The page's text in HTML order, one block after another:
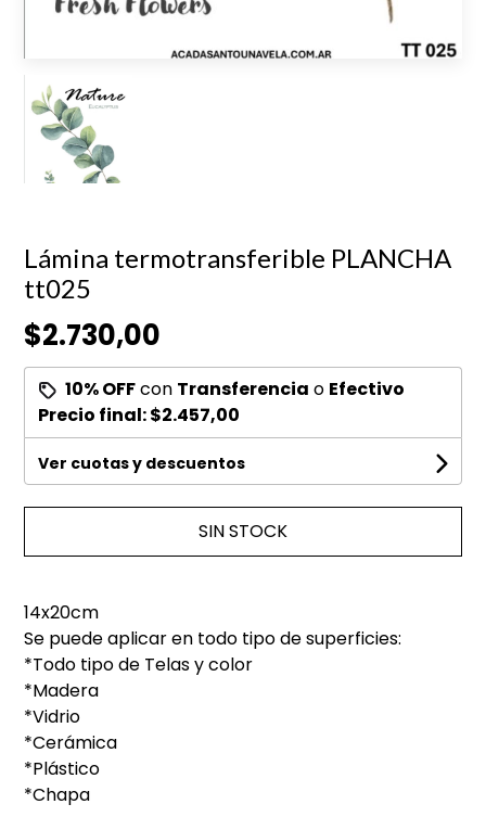
Lámina termotransferible PLANCHA
tt025
$2.730,00
10% OFFcon Transferencia o Efectivo
Precio final:$2.457,00
Ver cuotas y descuentos
SIN STOCK
14x20cm
Se puede aplicar en todo tipo de superficies:
*Todo tipo de Telas y color
*Madera
*Vidrio
*Cerámica
*Plástico
*Chapa